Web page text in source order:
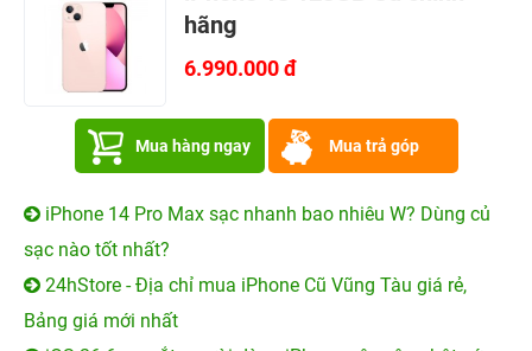
hãng
6.990.000 đ
Mua hàng ngay Mua trả góp
iPhone 14 Pro Max sạc nhanh bao nhiêu W? Dùng củ
sạc nào tốt nhất?
24hStore - Địa chỉ mua iPhone Cũ Vũng Tàu giá rẻ,
Bảng giá mới nhất